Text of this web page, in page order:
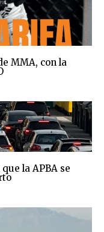
MMA, con la
la APBA se